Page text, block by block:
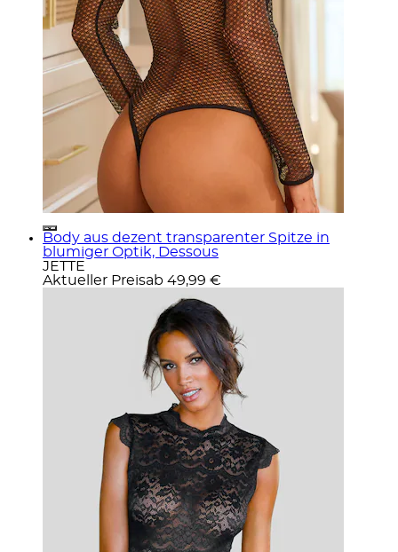
Body aus dezent transparenter Spitze in
blumiger Optik, Dessous
JETTE
Aktueller Preisab 49,99 €